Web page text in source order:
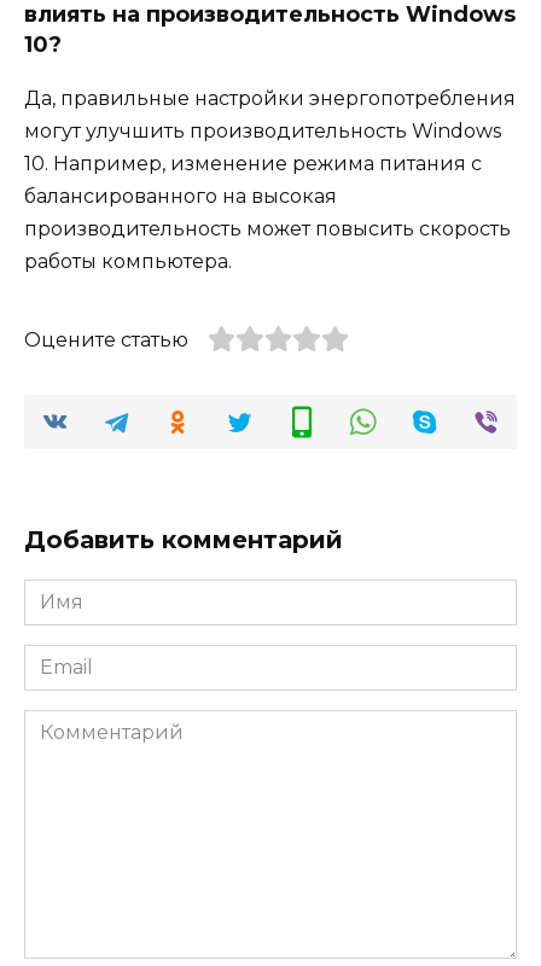
влиять на производительность Windows
10?
Да, правильные настройки энергопотребления
могут улучшить производительность Windows
10. Например, изменение режима питания с
балансированного на высокая
производительность может повысить скорость
работы компьютера.
Оцените статью
Добавить комментарий
Имя
*
Email
*
Комментарий